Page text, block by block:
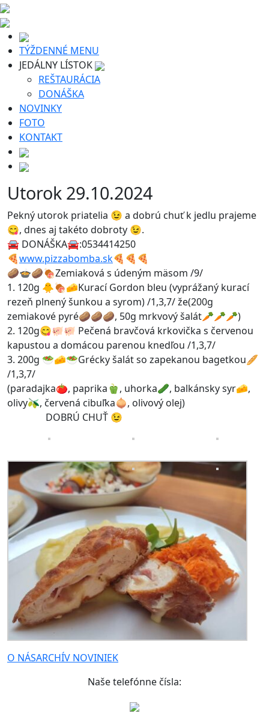
TÝŽDENNÉ MENU
JEDÁLNY LÍSTOK
REŠTAURÁCIA
DONÁŠKA
NOVINKY
FOTO
KONTAKT
Utorok 29.10.2024
Pekný utorok priatelia 😉 a dobrú chuť k jedlu prajeme
😋, dnes aj takéto dobroty 😉.
🚘 DONÁŠKA🚘:0534414250
🍕www.pizzabomba.sk🍕🍕🍕
🥔🍲🥔🍖Zemiaková s údeným mäsom /9/
1. 120g 🐥🍖🧀Kurací Gordon bleu (vyprážaný kurací
rezeň plnený šunkou a syrom) /1,3,7/ že(200g
zemiakové pyré🥔🥔🥔, 50g mrkvový šalát🥕🥕🥕)
2. 120g😋🐖🐖 Pečená bravčová krkovička s červenou
kapustou a domácou parenou knedľou /1,3,7/
3. 200g 🥗🧀🥗Grécky šalát so zapekanou bagetkou🥖
/1,3,7/
(paradajka🍅, paprika🫑, uhorka🥒, balkánsky syr🧀,
olivy🫒, červená cibuľka🧅, olivový olej)
DOBRÚ CHUŤ 😉
O NÁSARCHÍV NOVINIEK
Naše telefónne čísla: